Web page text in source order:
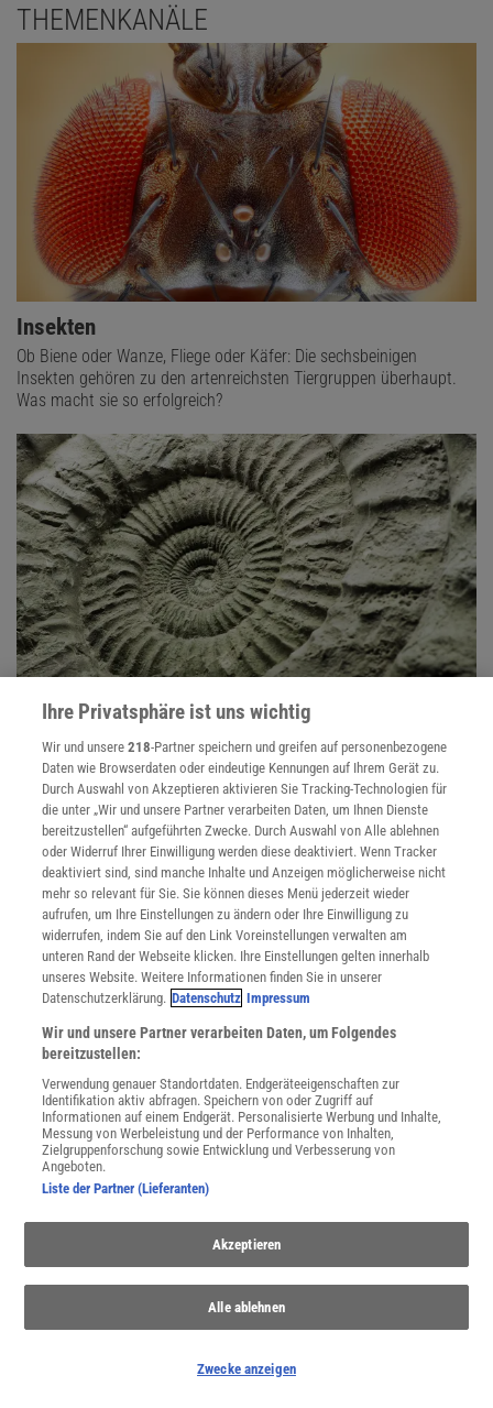
THEMENKANÄLE
Insekten
Ob Biene oder Wanze, Fliege oder Käfer: Die sechsbeinigen
Insekten gehören zu den artenreichsten Tiergruppen überhaupt.
Was macht sie so erfolgreich?
Evolution
Evolution findet täglich statt - im Kleinen wie im Großen. Und auch
der Blick in die Vergangenheit ist lohnend, denn die Biologen füllen
immer mehr Lücken im Stammbaum des Lebens.
Afrika
Entdecken Sie die faszinierenden Facetten Afrikas, von seiner
kulturellen Vielfalt bis zu seinen Herausforderungen und
atemberaubenden Landschaften.
Ihre Privatsphäre ist uns wichtig
Wir und unsere218-Partner speichern und greifen auf personenbezogene
Daten wie Browserdaten oder eindeutige Kennungen auf Ihrem Gerät zu.
Durch Auswahl von Akzeptieren aktivieren Sie Tracking-Technologien für
die unter „Wir und unsere Partner verarbeiten Daten, um Ihnen Dienste
bereitzustellen“ aufgeführten Zwecke. Durch Auswahl von Alle ablehnen
oder Widerruf Ihrer Einwilligung werden diese deaktiviert. Wenn Tracker
deaktiviert sind, sind manche Inhalte und Anzeigen möglicherweise nicht
mehr so relevant für Sie. Sie können dieses Menü jederzeit wieder
aufrufen, um Ihre Einstellungen zu ändern oder Ihre Einwilligung zu
widerrufen, indem Sie auf den Link Voreinstellungen verwalten am
unteren Rand der Webseite klicken. Ihre Einstellungen gelten innerhalb
unseres Website. Weitere Informationen finden Sie in unserer
Datenschutzerklärung. Datenschutz Impressum
Wir und unsere Partner verarbeiten Daten, um Folgendes
bereitzustellen:
Verwendung genauer Standortdaten. Endgeräteeigenschaften zur
Identifikation aktiv abfragen. Speichern von oder Zugriff auf
Informationen auf einem Endgerät. Personalisierte Werbung und Inhalte,
Messung von Werbeleistung und der Performance von Inhalten,
Zielgruppenforschung sowie Entwicklung und Verbesserung von
Angeboten.
Liste der Partner (Lieferanten)
Akzeptieren
Alle ablehnen
Zwecke anzeigen